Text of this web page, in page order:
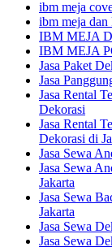
ibm meja
ibm meja
IBM MEJA
IBM MEJA
Jasa Paket
Jasa
Jasa Rental
Dekorasi
Jasa Rental
Dekorasi di
Jasa Sewa
Jasa Sewa
Jakarta
Jasa Sewa
Jakarta
Jasa Sewa
Jasa Sewa